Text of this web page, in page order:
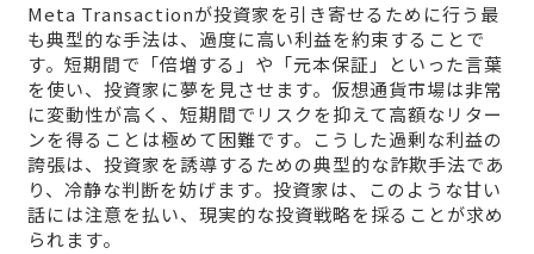
Meta Transactionが投資家を引き寄せるために行う最
も典型的な手法は、過度に高い利益を約束することで
す。短期間で「倍増する」や「元本保証」といった言葉
を使い、投資家に夢を見させます。仮想通貨市場は非常
に変動性が高く、短期間でリスクを抑えて高額なリター
ンを得ることは極めて困難です。こうした過剰な利益の
誇張は、投資家を誘導するための典型的な詐欺手法であ
り、冷静な判断を妨げます。投資家は、このような甘い
話には注意を払い、現実的な投資戦略を採ることが求め
られます。